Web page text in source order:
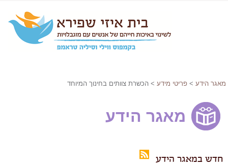
מאגר הידע > פריטי מידע > הכשרת צוותים בחינוך המיוחד
מאגר הידע
חדש במאגר הידע